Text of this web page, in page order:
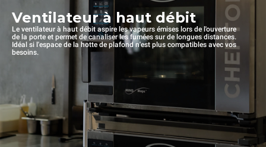
Ventilateur à haut débit
Le ventilateur à haut débit aspire les vapeurs émises lors de l'ouverture
de la porte et permet de canaliser les fumées sur de longues distances.
Idéal si l'espace de la hotte de plafond n'est plus compatibles avec vos
besoins.